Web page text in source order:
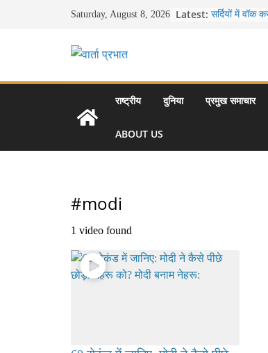
Saturday, August 8, 2026 Latest: सर्दियों में वॉक
भारत की सबसे
से लद्दाख तक
राष्ट्रीय दुनिया प्रमुख समाचार
ABOUT US
#modi
1 video found